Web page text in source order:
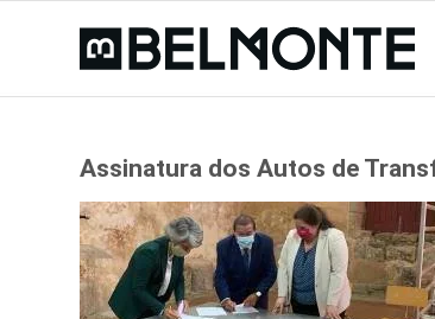
Assinatura dos Autos de